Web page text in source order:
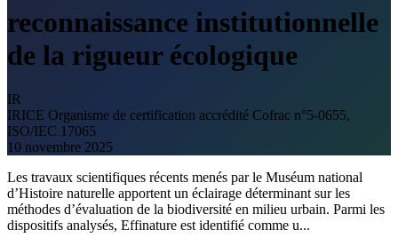
reconnaissance institutionnelle
de la rigueur écologique
IR
IRICE Organisme de certification accrédité Cofrac n°5-0655,
ISO/IEC 17065
10 novembre 2025
Les travaux scientifiques récents menés par le Muséum national
d’Histoire naturelle apportent un éclairage déterminant sur les
méthodes d’évaluation de la biodiversité en milieu urbain. Parmi les
dispositifs analysés, Effinature est identifié comme u...